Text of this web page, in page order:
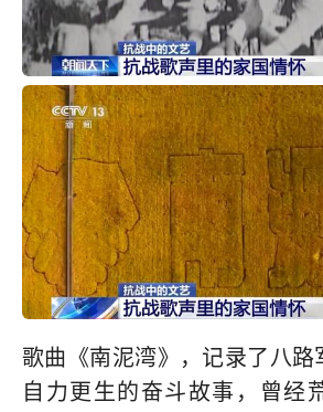
歌曲《南泥湾》，记录了八路
自力更生的奋斗故事，曾经